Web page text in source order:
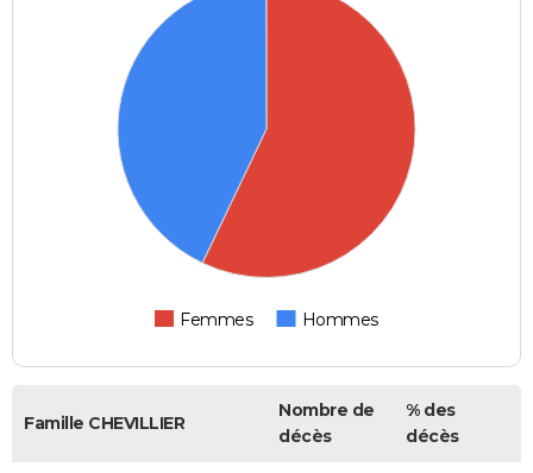
Femmes Hommes
Famille CHEVILLIER
Nombre de
décès
% des
décès